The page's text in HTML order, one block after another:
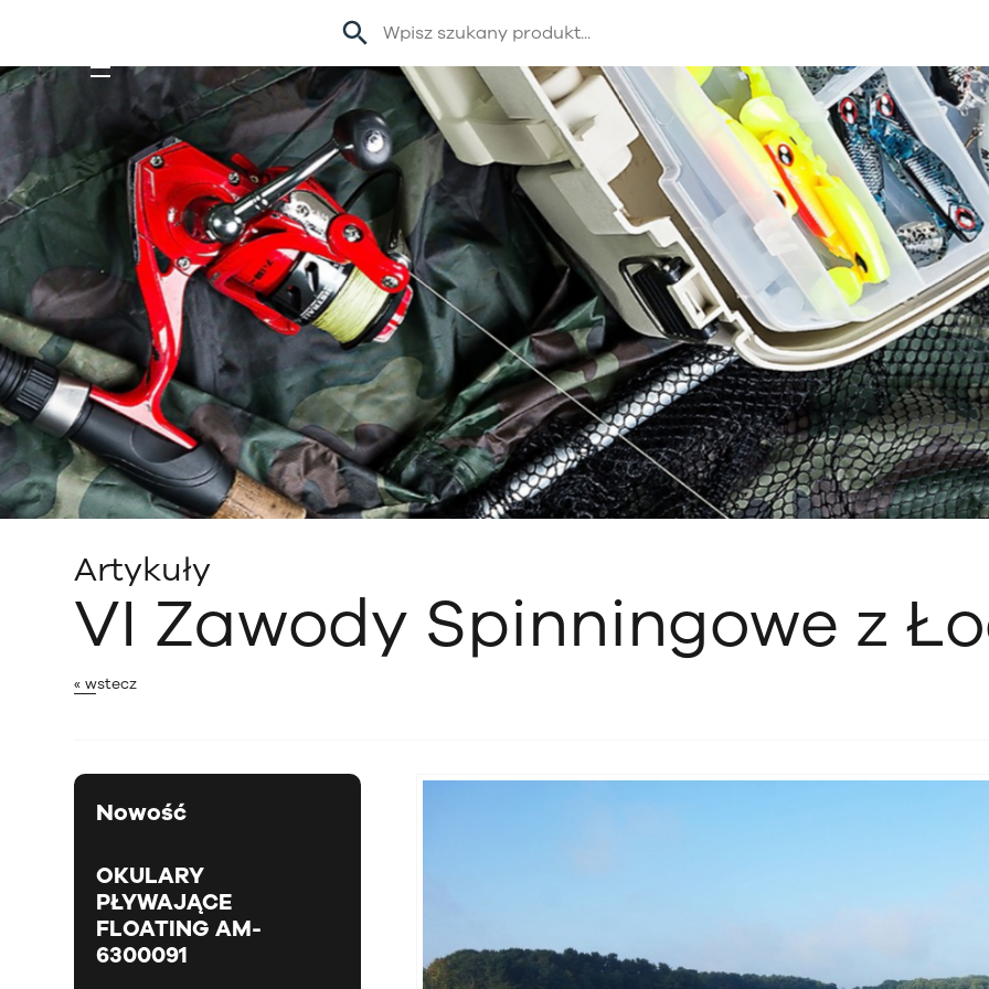
Artykuły
VI Zawody Spinningowe z
« wstecz
Nowość
OKULARY
PŁYWAJĄCE
FLOATING AM-
6300091